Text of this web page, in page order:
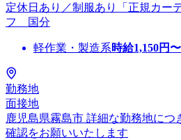
定休日あり／制服あり「正規カー
フ 国分
軽作業・製造系時給1,150円〜
勤務地
面接地
鹿児島県霧島市 詳細な勤務地につ
確認をお願いいたします